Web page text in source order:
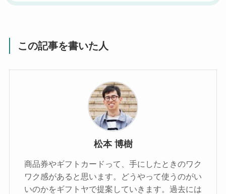
この記事を書いた人
松本 博樹
商品券やギフトカードって、手にしたときのワク
ワク感があると思います。どうやって使うのがい
いのかをギフトヤで提案していきます。過去には